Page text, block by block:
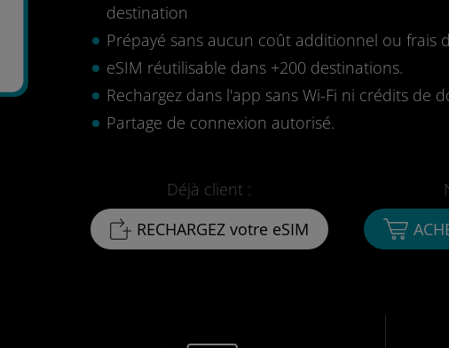
destination
Prépayé sans aucun coût additionnel ou frais
eSIM réutilisable dans +200 destinations.
Rechargez dans l'app sans Wi-Fi ni crédits de
Partage de connexion autorisé.
Déjà client :
RECHARGEZ votre eSIM